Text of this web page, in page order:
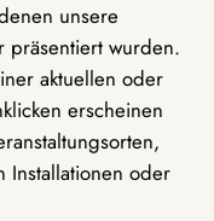
unsere
präsentiert wurden.
aktuellen oder
erscheinen
Installationen oder